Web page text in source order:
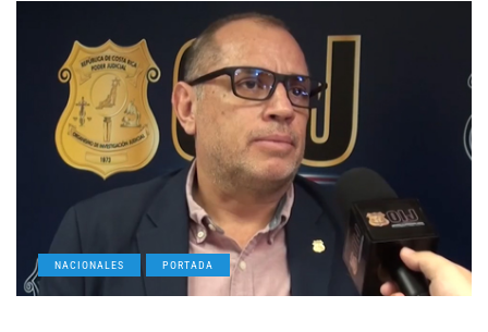
NACIONALES PORTADA